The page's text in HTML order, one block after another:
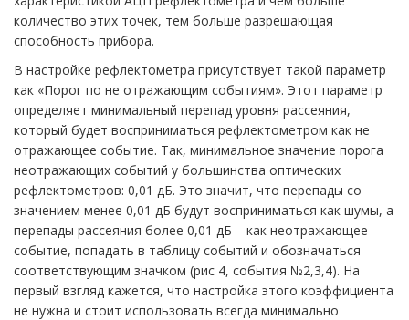
количество этих точек, тем больше разрешающая
способность прибора.
В настройке рефлектометра присутствует такой параметр
как «Порог по не отражающим событиям». Этот параметр
определяет минимальный перепад уровня рассеяния,
который будет восприниматься рефлектометром как не
отражающее событие. Так, минимальное значение порога
неотражающих событий у большинства оптических
рефлектометров: 0,01 дБ. Это значит, что перепады со
значением менее 0,01 дБ будут восприниматься как шумы, а
перепады рассеяния более 0,01 дБ – как неотражающее
событие, попадать в таблицу событий и обозначаться
соответствующим значком (рис 4, события №2,3,4). На
первый взгляд кажется, что настройка этого коэффициента
не нужна и стоит использовать всегда минимально